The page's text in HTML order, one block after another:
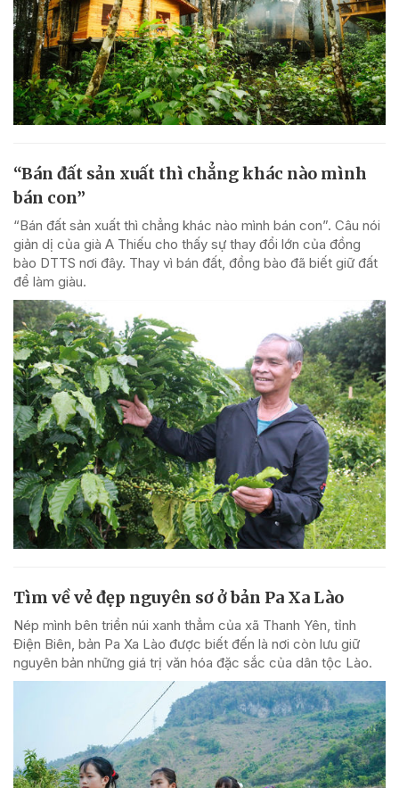
“Bán đất sản xuất thì chẳng khác nào mình
bán con”
“Bán đất sản xuất thì chẳng khác nào mình bán con”. Câu nói
giản dị của già A Thiếu cho thấy sự thay đổi lớn của đồng
bào DTTS nơi đây. Thay vì bán đất, đồng bào đã biết giữ đất
để làm giàu.
Tìm về vẻ đẹp nguyên sơ ở bản Pa Xa Lào
Nép mình bên triền núi xanh thẳm của xã Thanh Yên, tỉnh
Điện Biên, bản Pa Xa Lào được biết đến là nơi còn lưu giữ
nguyên bản những giá trị văn hóa đặc sắc của dân tộc Lào.